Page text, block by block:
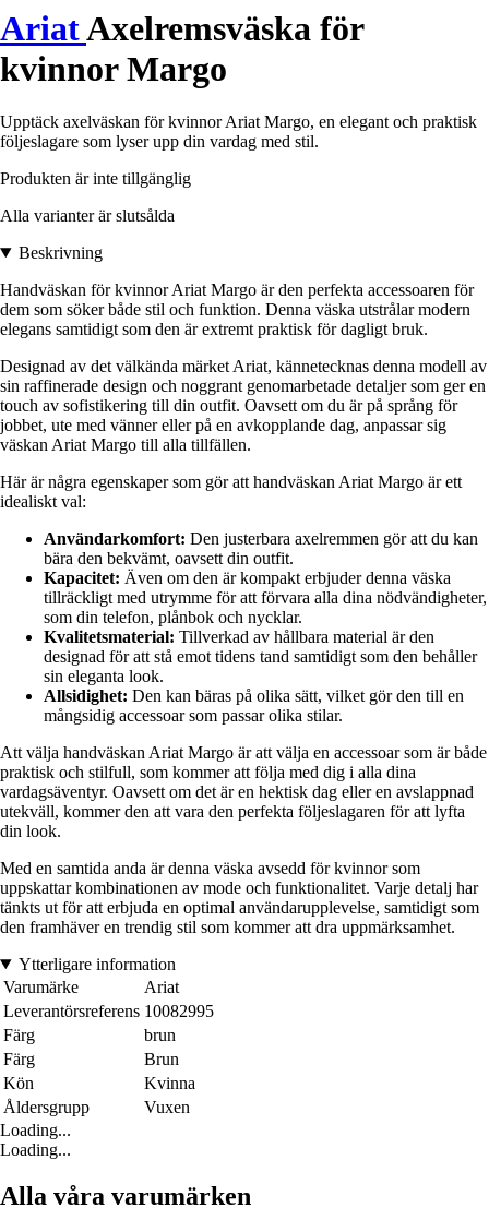
AriatAxelremsväska för
kvinnor Margo
Upptäck axelväskan för kvinnor Ariat Margo, en elegant och praktisk
följeslagare som lyser upp din vardag med stil.
Produkten är inte tillgänglig
Alla varianter är slutsålda
Beskrivning
Handväskan för kvinnor Ariat Margo är den perfekta accessoaren för
dem som söker både stil och funktion. Denna väska utstrålar modern
elegans samtidigt som den är extremt praktisk för dagligt bruk.
Designad av det välkända märket Ariat, kännetecknas denna modell av
sin raffinerade design och noggrant genomarbetade detaljer som ger en
touch av sofistikering till din outfit. Oavsett om du är på språng för
jobbet, ute med vänner eller på en avkopplande dag, anpassar sig
väskan Ariat Margo till alla tillfällen.
Här är några egenskaper som gör att handväskan Ariat Margo är ett
idealiskt val:
Användarkomfort: Den justerbara axelremmen gör att du kan
bära den bekvämt, oavsett din outfit.
Kapacitet: Även om den är kompakt erbjuder denna väska
tillräckligt med utrymme för att förvara alla dina nödvändigheter,
som din telefon, plånbok och nycklar.
Kvalitetsmaterial: Tillverkad av hållbara material är den
designad för att stå emot tidens tand samtidigt som den behåller
sin eleganta look.
Allsidighet: Den kan bäras på olika sätt, vilket gör den till en
mångsidig accessoar som passar olika stilar.
Att välja handväskan Ariat Margo är att välja en accessoar som är både
praktisk och stilfull, som kommer att följa med dig i alla dina
vardagsäventyr. Oavsett om det är en hektisk dag eller en avslappnad
utekväll, kommer den att vara den perfekta följeslagaren för att lyfta
din look.
Med en samtida anda är denna väska avsedd för kvinnor som
uppskattar kombinationen av mode och funktionalitet. Varje detalj har
tänkts ut för att erbjuda en optimal användarupplevelse, samtidigt som
den framhäver en trendig stil som kommer att dra uppmärksamhet.
Ytterligare information
Varumärke
Ariat
Leverantörsreferens 10082995
Färg
brun
Färg
Brun
Kön
Kvinna
Åldersgrupp
Vuxen
Loading...
Loading...
Alla våra varumärken